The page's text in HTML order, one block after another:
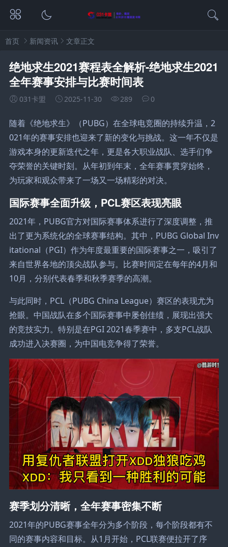
首页 新闻资讯 文章正文
绝地求生2021赛程表全解析-绝地求生2021
全年赛事安排与比赛时间表
031卡盟 2025-11-30 289 0
随着《绝地求生》（PUBG）在全球电竞圈的持续升温，2
021年的赛事安排也迎来了新的变化与挑战。这一年不仅是
游戏本身的更新迭代之年，更是各大职业战队、选手们争
夺荣誉的关键时刻。从年初到年末，全年赛事贯穿始终，
为玩家和观众带来了一场又一场精彩的对决。
国际赛事全面升级，PCL赛区表现亮眼
2021年，PUBG官方对国际赛事体系进行了深度调整，推
出了更为系统化的全球赛事结构。其中，PUBG Global Inv
itational（PGI）作为年度最重要的国际赛事之一，吸引了
来自世界各地的顶尖战队参与。比赛时间定在每年的4月和
10月，分别代表春季和秋季赛季的高潮。
与此同时，PCL（PUBG China League）赛区的表现尤为
抢眼。中国战队在多个国际赛事中屡创佳绩，展现出强大
的竞技实力。特别是在PGI 2021春季赛中，多支PCL战队
成功进入决赛圈，为中国电竞争得了荣誉。
赛季划分清晰，全年赛事密集不断
2021年的PUBG赛事全年分为多个阶段，每个阶段都有不
同的赛事内容和目标。从1月开始，PCL联赛便拉开了序